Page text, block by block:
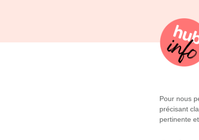
Pour nous
précisant
pertinente